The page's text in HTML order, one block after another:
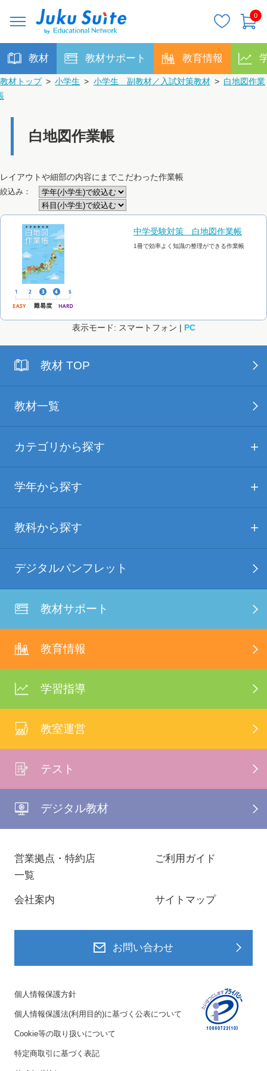
0
教材 教材サポート 教育情報
教材トップ > 小学生 > 小学生 副教材／入試対策教材 > 白地図作業
白地図作業帳
レイアウトや細部の内容にまでこだわった作業帳
絞込み：
中学受験対策 白地図作業帳
1冊で効率よく知識の整理ができる作業帳
表示モード: スマートフォン | PC
教材 TOP
教材一覧
カテゴリから探す
学年から探す
教科から探す
デジタルパンフレット
教材サポート
教育情報
学習指導
教室運営
テスト
デジタル教材
営業拠点・特約店
一覧
ご利用ガイド
会社案内 サイトマップ
お問い合わせ
個人情報保護方針
個人情報保護法(利用目的)に基づく公表について
Cookie等の取り扱いについて
特定商取引に基づく表記